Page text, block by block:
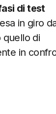
di test
in giro
di
in